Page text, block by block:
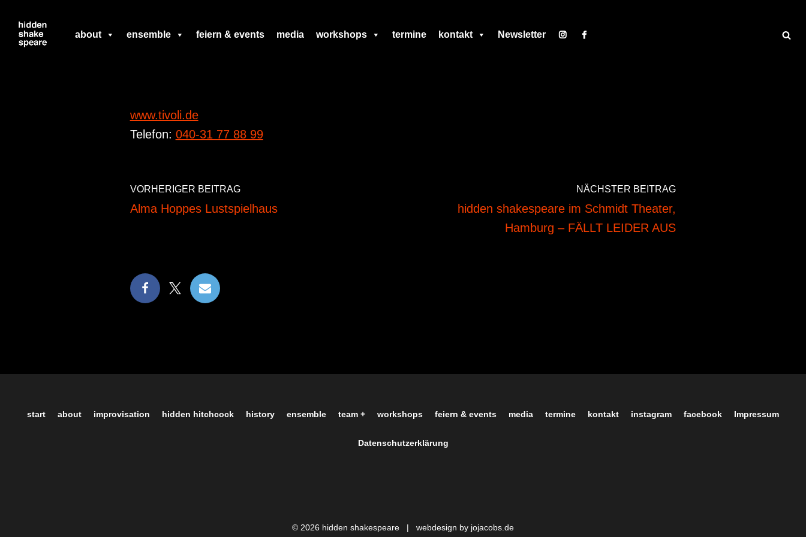
Zum
about ensemble feiern & events media workshops termine kontakt Newsletter
www.tivoli.de
Telefon: 040-31 77 88 99
VORHERIGER BEITRAG
Alma Hoppes Lustspielhaus
NÄCHSTER BEITRAG
hidden shakespeare im Schmidt Theater,
Hamburg – FÄLLT LEIDER AUS
start about improvisation hidden hitchcock history ensemble team + workshops feiern & events media termine kontakt instagram facebook Impressum
Datenschutzerklärung
© 2026 hidden shakespeare | webdesign by jojacobs.de